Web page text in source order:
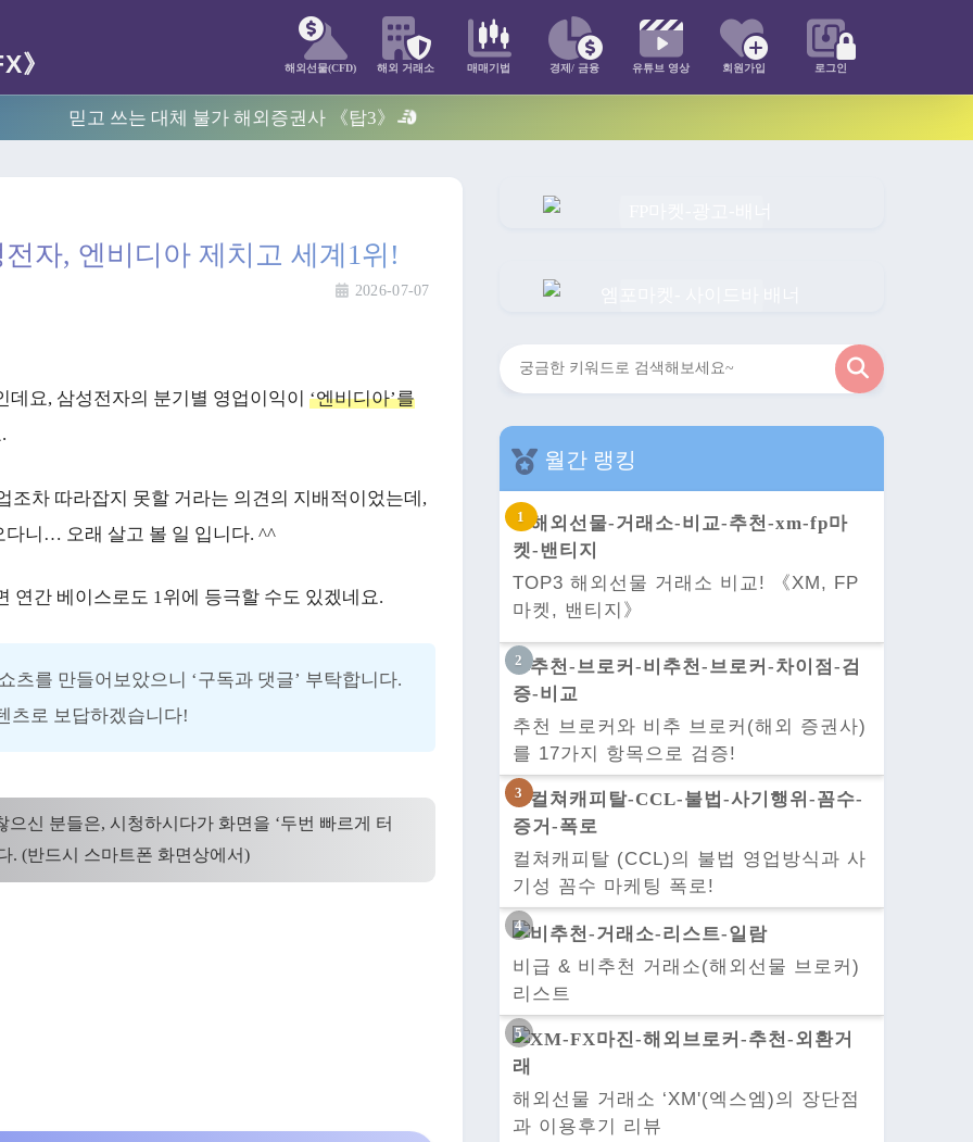
해외선물(CFD) 해외 거래소 매매기법 경제/ 금융 유튜브 영상 회원가입 로그인
믿고 쓰는 대체 불가 해외증권사 《탑3》
자, 엔비디아 제치고 세계1위!
2026-07-07
요, 삼성전자의 분기별 영업이익이 ‘엔비디아’를
조차 따라잡지 못할 거라는 의견의 지배적이었는데,
다니… 오래 살고 볼 일 입니다. ^^
연간 베이스로도 1위에 등극할 수도 있겠네요.
츠를 만들어보았으니 ‘구독과 댓글’ 부탁합니다.
츠로 보답하겠습니다!
으신 분들은, 시청하시다가 화면을 ‘두번 빠르게 터
. (반드시 스마트폰 화면상에서)
검
월간 랭킹
TOP3 해외선물 거래소 비교! 《XM, FP
마켓, 밴티지》
추천 브로커와 비추 브로커(해외 증권사)
를 17가지 항목으로 검증!
컬쳐캐피탈 (CCL)의 불법 영업방식과 사
기성 꼼수 마케팅 폭로!
비급 & 비추천 거래소(해외선물 브로커)
리스트
해외선물 거래소 ‘XM'(엑스엠)의 장단점
과 이용후기 리뷰